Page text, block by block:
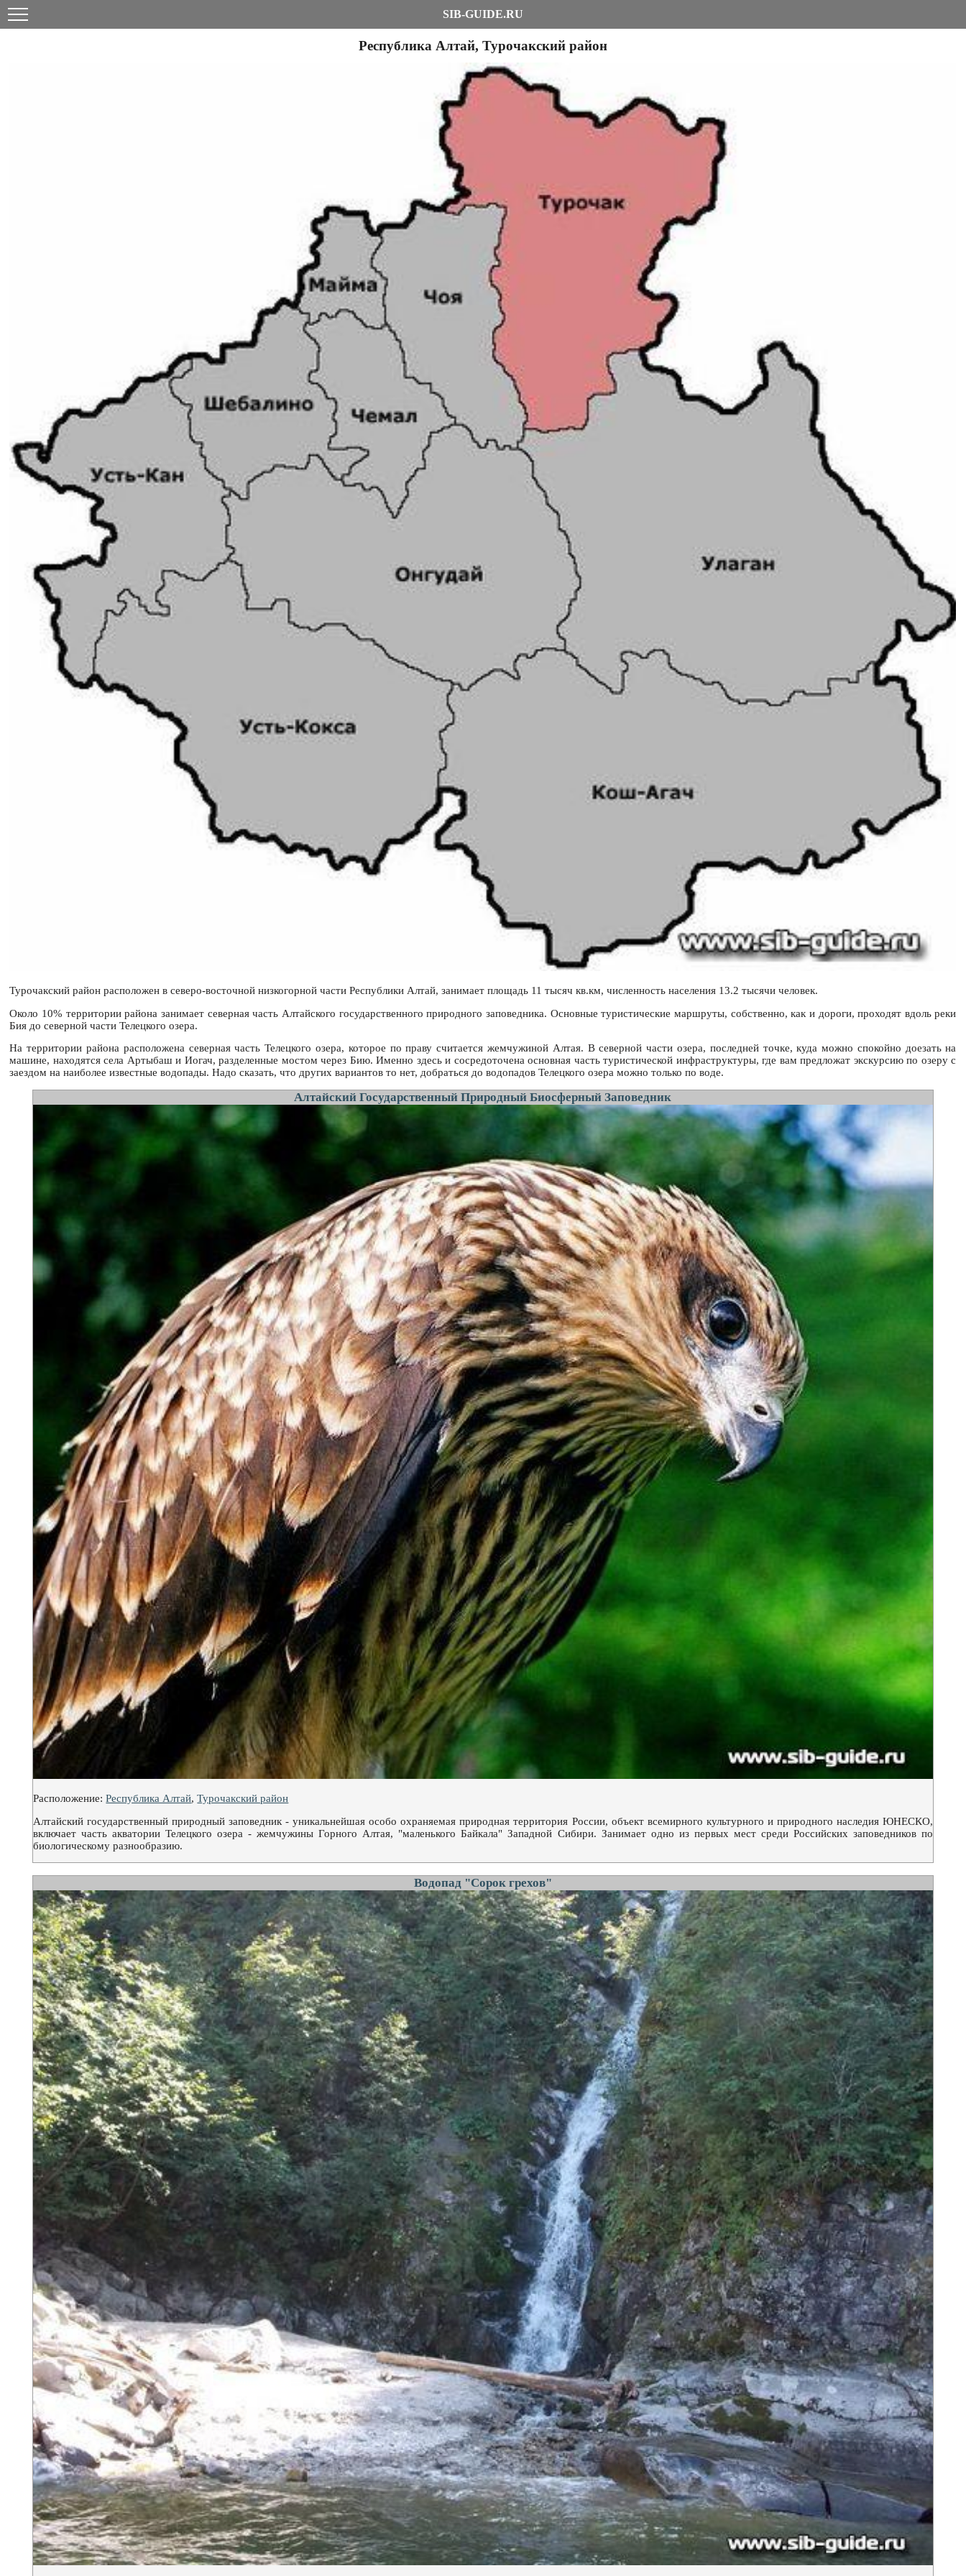
SIB-GUIDE.RU
Республика Алтай, Турочакский район
Турочакский район расположен в северо-восточной низкогорной части Республики Алтай, занимает площадь 11 тысяч кв.км, численность населения 13.2 тысячи человек.
Около 10% территории района занимает северная часть Алтайского государственного природного заповедника. Основные туристические маршруты, собственно, как и дороги, проходят вдоль реки
Бия до северной части Телецкого озера.
На территории района расположена северная часть Телецкого озера, которое по праву считается жемчужиной Алтая. В северной части озера, последней точке, куда можно спокойно доезать на
машине, находятся села Артыбаш и Иогач, разделенные мостом через Бию. Именно здесь и сосредоточена основная часть туристической инфраструктуры, где вам предложат экскурсию по озеру с
заездом на наиболее известные водопады. Надо сказать, что других вариантов то нет, добраться до водопадов Телецкого озера можно только по воде.
Алтайский Государственный Природный Биосферный Заповедник
Расположение:Республика Алтай,Турочакский район
Алтайский государственный природный заповедник - уникальнейшая особо охраняемая природная территория России, объект всемирного культурного и природного наследия ЮНЕСКО,
включает часть акватории Телецкого озера - жемчужины Горного Алтая, "маленького Байкала" Западной Сибири. Занимает одно из первых мест среди Российских заповедников по
биологическому разнообразию.
Водопад "Сорок грехов"